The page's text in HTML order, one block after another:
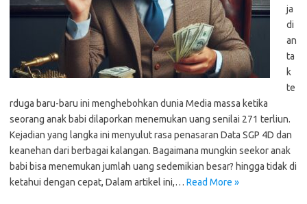
ja
di
an
ta
k
te
rduga baru-baru ini menghebohkan dunia Media massa ketika
seorang anak babi dilaporkan menemukan uang senilai 271 terliun.
Kejadian yang langka ini menyulut rasa penasaran Data SGP 4D dan
keanehan dari berbagai kalangan. Bagaimana mungkin seekor anak
babi bisa menemukan jumlah uang sedemikian besar? hingga tidak di
ketahui dengan cepat, Dalam artikel ini,… Read More »